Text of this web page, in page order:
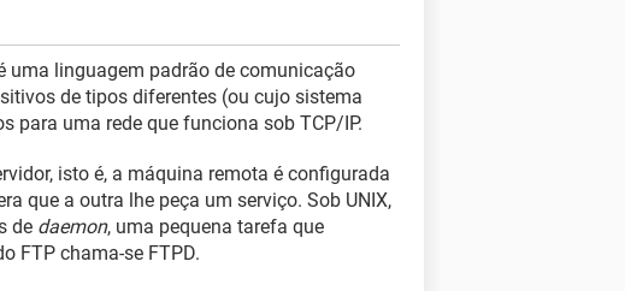
uma linguagem padrão de comunicação
de tipos diferentes (ou cujo sistema
para uma rede que funciona sob TCP/IP.
isto é, a máquina remota é configurada
que a outra lhe peça um serviço. Sob UNIX,
de daemon, uma pequena tarefa que
FTP chama-se FTPD.